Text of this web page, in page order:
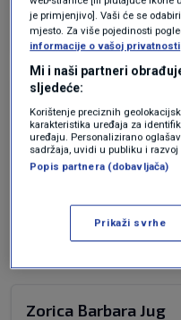
Xxx
Baš me zanima
oružja, koji jedini u
Zorica Barbara Jug
je primjenjivo]. Vaši će se
mjesto. Za više pojedinosti
informacije o vašoj privatnosti
Mi i naši partneri
sljedeće:
Korištenje preciznih
karakteristika uređaja za
uređaju. Personalizirano
sadržaja, uvidi u publiku i razvoj
Popis partnera (dobavljača)
Prikaži svrhe